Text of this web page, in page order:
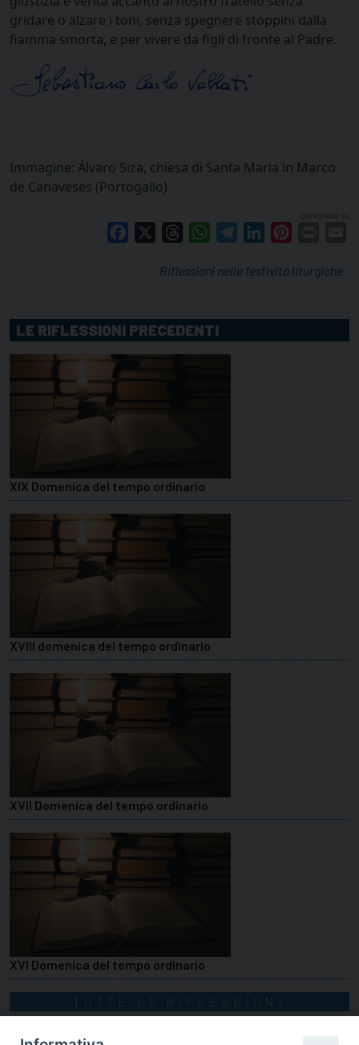
gridare o alzare i toni, senza spegnere stoppini dalla
fiamma smorta, e per vivere da figli di fronte al Padre.
Immagine: Álvaro Siza, chiesa di Santa Maria in Marco
de Canaveses (Portogallo)
condividi su
Facebook ThreadsWhatsAppTelegramLinkedIn
Riflessioni nelle festività liturgiche
LE RIFLESSIONI PRECEDENTI
XIX Domenica del tempo ordinario
XVIII domenica del tempo ordinario
XVII Domenica del tempo ordinario
XVI Domenica del tempo ordinario
TUTTE LE RIFLESSIONI